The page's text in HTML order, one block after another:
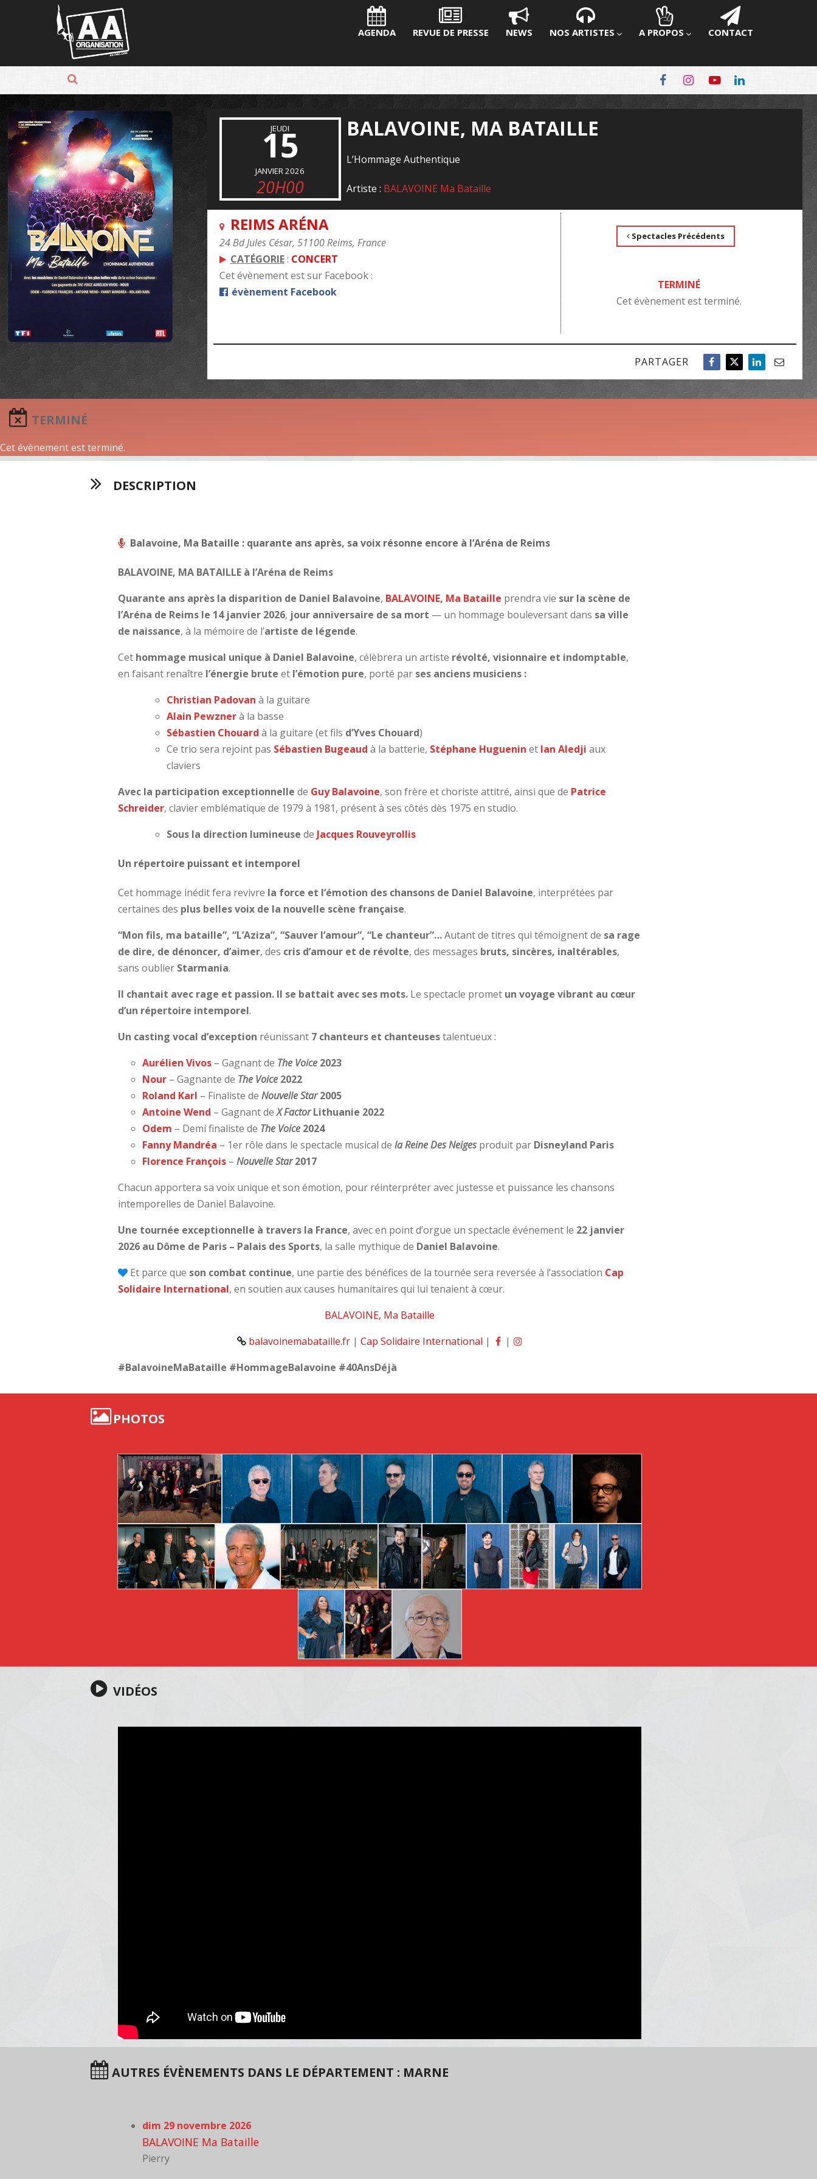
Panneau de gestion des cookies
AGENDA REVUE DE PRESSE NEWS NOS ARTISTES A PROPOS CONTACT
JEUDI
15
JANVIER 2026
20H00
BALAVOINE, MA BATAILLE
L’Hommage Authentique
Artiste : BALAVOINE Ma Bataille
REIMS ARÉNA
24 Bd Jules César, 51100 Reims, France
CATÉGORIE: CONCERT
Cet évènement est sur Facebook :
évènement Facebook
Spectacles Précédents
TERMINÉ
Cet évènement est terminé.
PARTAGER
TERMINÉ
Cet évènement est terminé.
DESCRIPTION
Balavoine, Ma Bataille : quarante ans après, sa voix résonne encore à l’Aréna de Reims
BALAVOINE, MA BATAILLE à l’Aréna de Reims
Quarante ans après la disparition de Daniel Balavoine, BALAVOINE, Ma Bataille prendra vie sur la scène de
l’Aréna de Reims le 14 janvier 2026, jour anniversaire de sa mort — un hommage bouleversant dans sa ville
de naissance, à la mémoire de l’artiste de légende.
Cet hommage musical unique à Daniel Balavoine, célèbrera un artiste révolté, visionnaire et indomptable,
en faisant renaître l’énergie brute et l’émotion pure, porté par ses anciens musiciens :
Christian Padovan à la guitare
Alain Pewznerà la basse
Sébastien Chouard à la guitare (et fils d’Yves Chouard)
Ce trio sera rejoint pas Sébastien Bugeaud à la batterie, Stéphane Huguenin et Ian Aledji aux
claviers
Avec la participation exceptionnelle de Guy Balavoine, son frère et choriste attitré, ainsi que de Patrice
Schreider, clavier emblématique de 1979 à 1981, présent à ses côtés dès 1975 en studio.
Sous la direction lumineuse de Jacques Rouveyrollis
Un répertoire puissant et intemporel
Cet hommage inédit fera revivre la force et l’émotion des chansons de Daniel Balavoine, interprétées par
certaines des plus belles voix de la nouvelle scène française.
“Mon fils, ma bataille”, “L’Aziza”, “Sauver l’amour”, “Le chanteur”…Autant de titres qui témoignent de sa rage
de dire, de dénoncer, d’aimer, des cris d’amour et de révolte, des messages bruts, sincères, inaltérables,
sans oublier Starmania.
Il chantait avec rage et passion. Il se battait avec ses mots. Le spectacle promet un voyage vibrant au cœur
d’un répertoire intemporel.
Un casting vocal d’exception réunissant 7 chanteurs et chanteusestalentueux :
Aurélien Vivos – Gagnant de The Voice 2023
Nour – Gagnante de The Voice 2022
Roland Karl – Finaliste deNouvelle Star2005
Antoine Wend – Gagnant deX FactorLithuanie 2022
Odem – Demi finaliste de The Voice 2024
Fanny Mandréa – 1er rôle dans le spectacle musical dela Reine Des Neiges produit par Disneyland Paris
Florence François –Nouvelle Star2017
Chacun apportera sa voix unique et son émotion, pour réinterpréter avec justesse et puissance les chansons
intemporelles de Daniel Balavoine.
Une tournée exceptionnelle à travers la France, avec en point d’orgue un spectacle événement le 22 janvier
2026 au Dôme de Paris – Palais des Sports, la salle mythique de Daniel Balavoine.
Et parce que son combat continue, une partie des bénéfices de la tournée sera reversée à l’association Cap
Solidaire International, en soutien aux causes humanitaires qui lui tenaient à cœur.
BALAVOINE, Ma Bataille
balavoinemabataille.fr |Cap Solidaire International |
|
#BalavoineMaBataille #HommageBalavoine #40AnsDéjà
PHOTOS
VIDÉOS
AUTRES ÉVÈNEMENTS DANS LE DÉPARTEMENT : MARNE
dim 29 novembre 2026
BALAVOINE Ma Bataille
Pierry